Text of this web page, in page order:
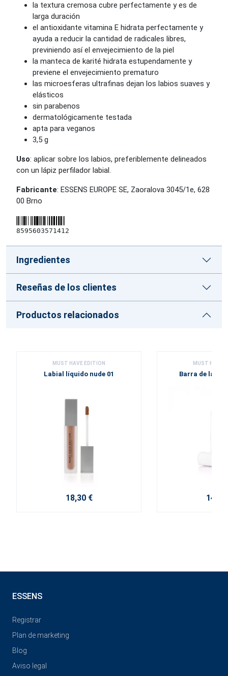
la textura cremosa cubre perfectamente y es de
larga duración
el antioxidante vitamina E hidrata perfectamente y
ayuda a reducir la cantidad de radicales libres,
previniendo así el envejecimiento de la piel
la manteca de karité hidrata estupendamente y
previene el envejecimiento prematuro
las microesferas ultrafinas dejan los labios suaves y
elásticos
sin parabenos
dermatológicamente testada
apta para veganos
3,5 g
Uso: aplicar sobre los labios, preferiblemente delineados
con un lápiz perfilador labial.
Fabricante: ESSENS EUROPE SE, Zaoralova 3045/1e, 628
00 Brno
8595603571412
Ingredientes
Reseñas de los clientes
Productos relacionados
MUST HAVE EDITION
Labial líquido nude 01
18,30 €
MUST HAVE
Barra de
14,70
ESSENS
Registrar
Plan de marketing
Blog
Aviso legal